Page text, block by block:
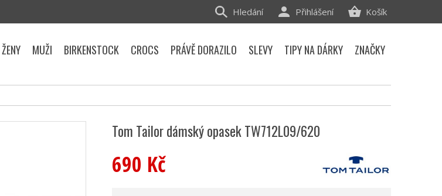
Tom Tailor dámský opasek TW712L09/620
690 Kč
Košík
Přihlášení
Hledání
ŽENY MUŽI BIRKENSTOCK CROCS PRÁVĚ DORAZILO SLEVY TIPY NA DÁRKY ZNAČKY